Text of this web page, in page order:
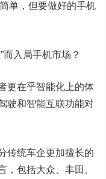
单，但要做好的手机
入局手机市场？
在乎智能化上的体
驶和智能互联功能对
统车企更加擅长的
，包括大众、丰田、